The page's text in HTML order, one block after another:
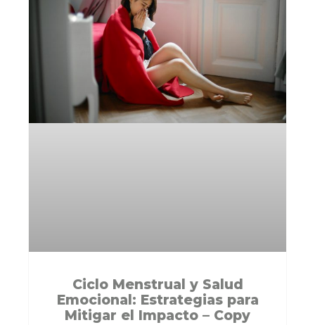
Ciclo Menstrual y Salud
Emocional: Estrategias para
Mitigar el Impacto – Copy